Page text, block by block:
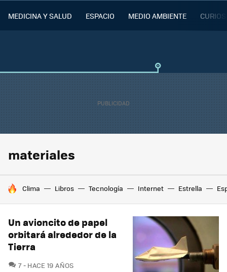
MEDICINA Y SALUD ESPACIO MEDIO AMBIENTE
materiales
HOY SE HABLA DE
Clima Libros Tecnología Internet Estrella
Un avioncito de papel
orbitará alrededor de la
Tierra
7COMENTARIOS
HACE 19 AÑOS